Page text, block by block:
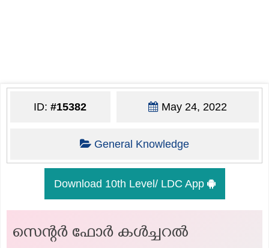
ID:#15382 May 24, 2022
General Knowledge
Download 10th Level/ LDC App
സെന്റർ ഫോർ കൾച്ചറൽ